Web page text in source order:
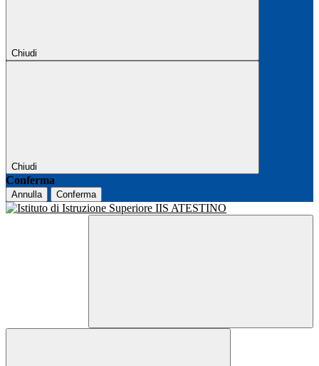
Chiudi
Chiudi
Conferma
Annulla Conferma